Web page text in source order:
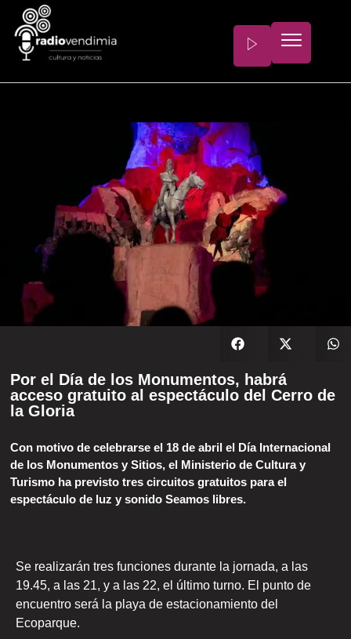
Por el Día de los Monumentos, habrá
acceso gratuito al espectáculo del Cerro de
la Gloria
Con motivo de celebrarse el 18 de abril el Día Internacional
de los Monumentos y Sitios, el Ministerio de Cultura y
Turismo ha previsto tres circuitos gratuitos para el
espectáculo de luz y sonido Seamos libres.
Se realizarán tres funciones durante la jornada, a las
19.45, a las 21, y a las 22, el último turno. El punto de
encuentro será la playa de estacionamiento del
Ecoparque.